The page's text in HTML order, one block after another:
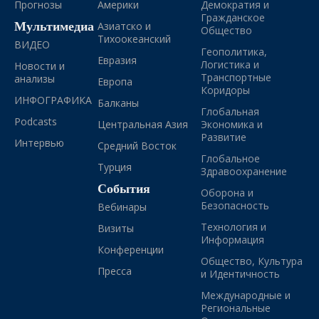
Прогнозы
Мультимедиа
ВИДЕО
Новости и
анализы
ИНФОГРАФИКА
Podcasts
Интервью
Америки
Азиатско и
Тихоокеанский
Евразия
Европа
Балканы
Центральная Азия
Средний Восток
Турция
События
Вебинары
Визиты
Конференции
Пресса
Демократия и
Гражданское
Общество
Геополитика,
Логистика и
Транспортные
Коридоры
Глобальная
Экономика и
Развитие
Глобальное
Здравоохранение
Оборона и
Безопасность
Технология и
Информация
Общество, Культура
и Идентичность
Международные и
Региональные